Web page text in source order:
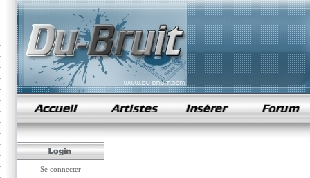
samples de rap
Se connecter